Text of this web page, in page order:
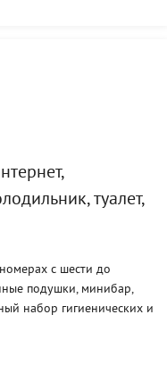
туалет,
с шести до
подушки, минибар,
набор гигиенических и